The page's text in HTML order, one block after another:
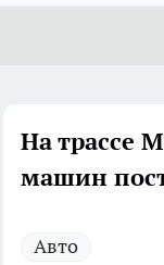
На трассе
машин
Авто